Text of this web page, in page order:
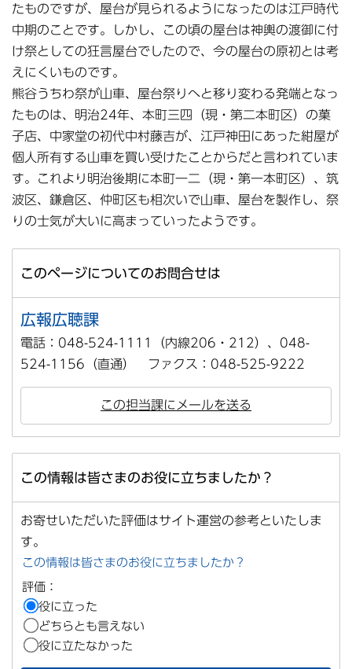
たものですが、屋台が見られるようになったのは江戸時代
中期のことです。しかし、この頃の屋台は神輿の渡御に付
け祭としての狂言屋台でしたので、今の屋台の原初とは考
えにくいものです。
熊谷うちわ祭が山車、屋台祭りへと移り変わる発端となっ
たものは、明治24年、本町三四（現・第二本町区）の菓
子店、中家堂の初代中村藤吉が、江戸神田にあった紺屋が
個人所有する山車を買い受けたことからだと言われていま
す。これより明治後期に本町一二（現・第一本町区）、筑
波区、鎌倉区、仲町区も相次いで山車、屋台を製作し、祭
りの士気が大いに高まっていったようです。
このページについてのお問合せは
広報広聴課
電話：048-524-1111（内線206・212）、048-
524-1156（直通） ファクス：048-525-9222
この担当課にメールを送る
この情報は皆さまのお役に立ちましたか？
お寄せいただいた評価はサイト運営の参考といたしま
す。
この情報は皆さまのお役に立ちましたか？
評価：
役に立った
どちらとも言えない
役に立たなかった